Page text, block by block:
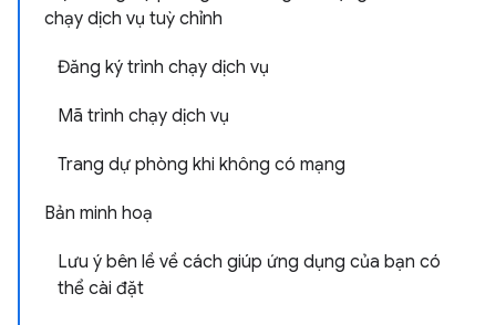
chạy dịch vụ tuỳ chỉnh
Đăng ký trình chạy dịch vụ
Mã trình chạy dịch vụ
Trang dự phòng khi không có mạng
Bản minh hoạ
Lưu ý bên lề về cách giúp ứng dụng của bạn có
thể cài đặt